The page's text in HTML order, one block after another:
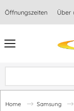
Öffnungszeiten Über
Home Samsung